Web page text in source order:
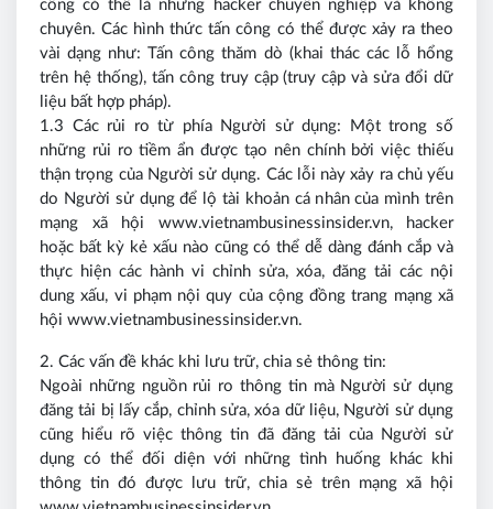
công có thể là những hacker chuyên nghiệp và không
chuyên. Các hình thức tấn công có thể được xảy ra theo
vài dạng như: Tấn công thăm dò (khai thác các lỗ hổng
trên hệ thống), tấn công truy cập (truy cập và sửa đổi dữ
liệu bất hợp pháp).
1.3 Các rủi ro từ phía Người sử dụng: Một trong số
những rủi ro tiềm ẩn được tạo nên chính bởi việc thiếu
thận trọng của Người sử dụng. Các lỗi này xảy ra chủ yếu
do Người sử dụng để lộ tài khoản cá nhân của mình trên
mạng xã hội www.vietnambusinessinsider.vn, hacker
hoặc bất kỳ kẻ xấu nào cũng có thể dễ dàng đánh cắp và
thực hiện các hành vi chỉnh sửa, xóa, đăng tải các nội
dung xấu, vi phạm nội quy của cộng đồng trang mạng xã
hội www.vietnambusinessinsider.vn.
2. Các vấn đề khác khi lưu trữ, chia sẻ thông tin:
Ngoài những nguồn rủi ro thông tin mà Người sử dụng
đăng tải bị lấy cắp, chỉnh sửa, xóa dữ liệu, Người sử dụng
cũng hiểu rõ việc thông tin đã đăng tải của Người sử
dụng có thể đối diện với những tình huống khác khi
thông tin đó được lưu trữ, chia sẻ trên mạng xã hội